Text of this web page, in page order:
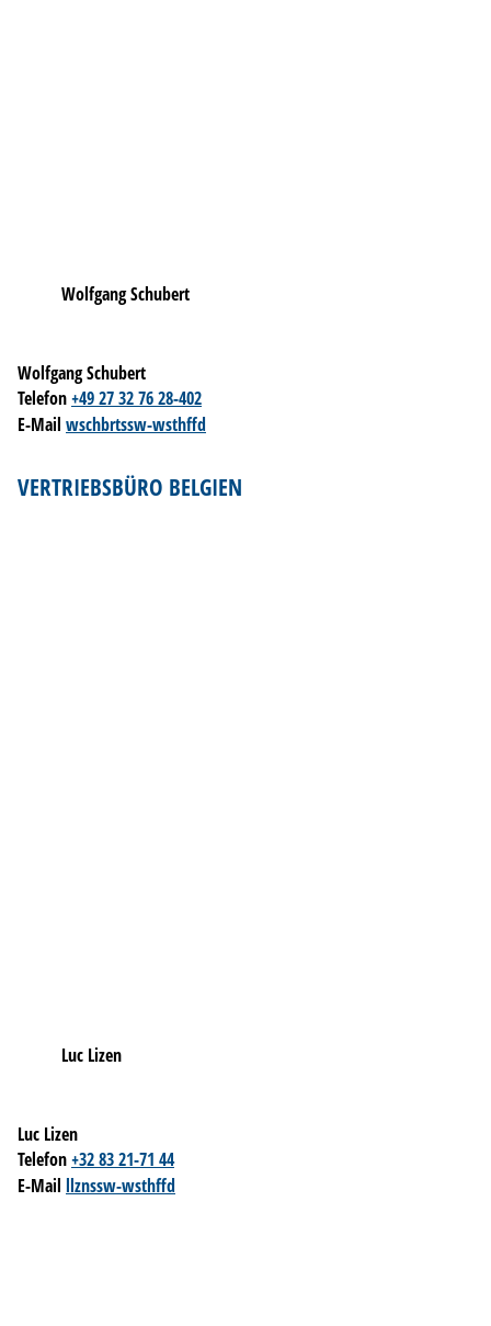
Wolfgang Schubert
Wolfgang Schubert
Telefon+49 27 32 76 28-402
E-Mail wschbrtssw-wsthffd
VERTRIEBSBÜRO BELGIEN
Luc Lizen
Luc Lizen
Telefon+32 83 21-71 44
E-Mail llznssw-wsthffd